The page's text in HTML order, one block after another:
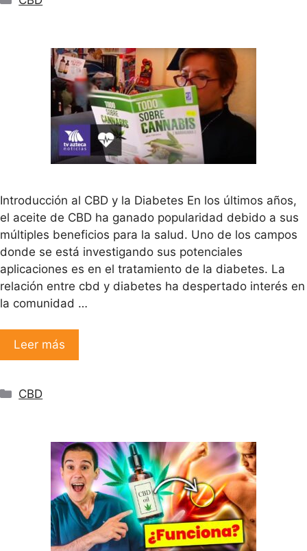
Introducción al CBD y la Diabetes En los últimos años,
el aceite de CBD ha ganado popularidad debido a sus
múltiples beneficios para la salud. Uno de los campos
donde se está investigando sus potenciales
aplicaciones es en el tratamiento de la diabetes. La
relación entre cbd y diabetes ha despertado interés en
la comunidad …
Leer más
Categorías
CBD